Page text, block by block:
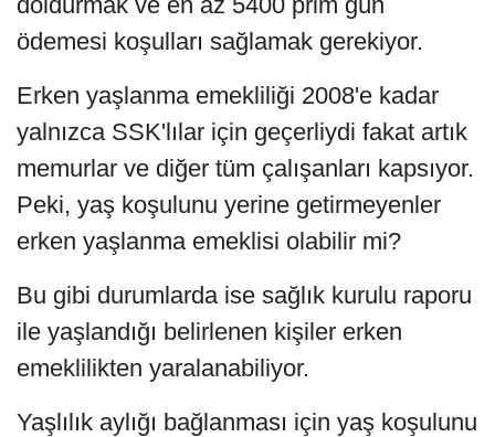
ödemesi koşulları sağlamak gerekiyor.
Erken yaşlanma emekliliği 2008'e kadar
yalnızca SSK'lılar için geçerliydi fakat artık
memurlar ve diğer tüm çalışanları kapsıyor.
Peki, yaş koşulunu yerine getirmeyenler
erken yaşlanma emeklisi olabilir mi?
Bu gibi durumlarda ise sağlık kurulu raporu
ile yaşlandığı belirlenen kişiler erken
emeklilikten yaralanabiliyor.
Yaşlılık aylığı bağlanması için yaş koşulunu